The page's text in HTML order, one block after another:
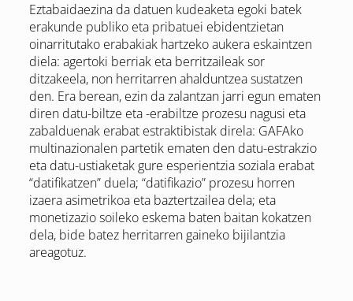
Eztabaidaezina da datuen kudeaketa egoki batek
erakunde publiko eta pribatuei ebidentzietan
oinarritutako erabakiak hartzeko aukera eskaintzen
diela: agertoki berriak eta berritzaileak sor
ditzakeela, non herritarren ahalduntzea sustatzen
den. Era berean, ezin da zalantzan jarri egun ematen
diren datu-biltze eta -erabiltze prozesu nagusi eta
zabalduenak erabat estraktibistak direla: GAFAko
multinazionalen partetik ematen den datu-estrakzio
eta datu-ustiaketak gure esperientzia soziala erabat
“datifikatzen” duela; “datifikazio” prozesu horren
izaera asimetrikoa eta baztertzailea dela; eta
monetizazio soileko eskema baten baitan kokatzen
dela, bide batez herritarren gaineko bijilantzia
areagotuz.